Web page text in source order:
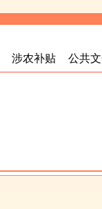
涉农补贴 公共